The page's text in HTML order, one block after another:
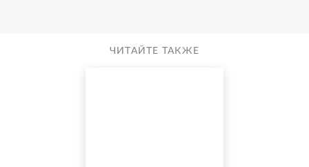
ЧИТАЙТЕ ТАКЖЕ